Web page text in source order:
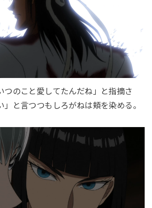
つのこと愛してたんだね」と指摘さ
」と言つつもしろがねは頬を染める。